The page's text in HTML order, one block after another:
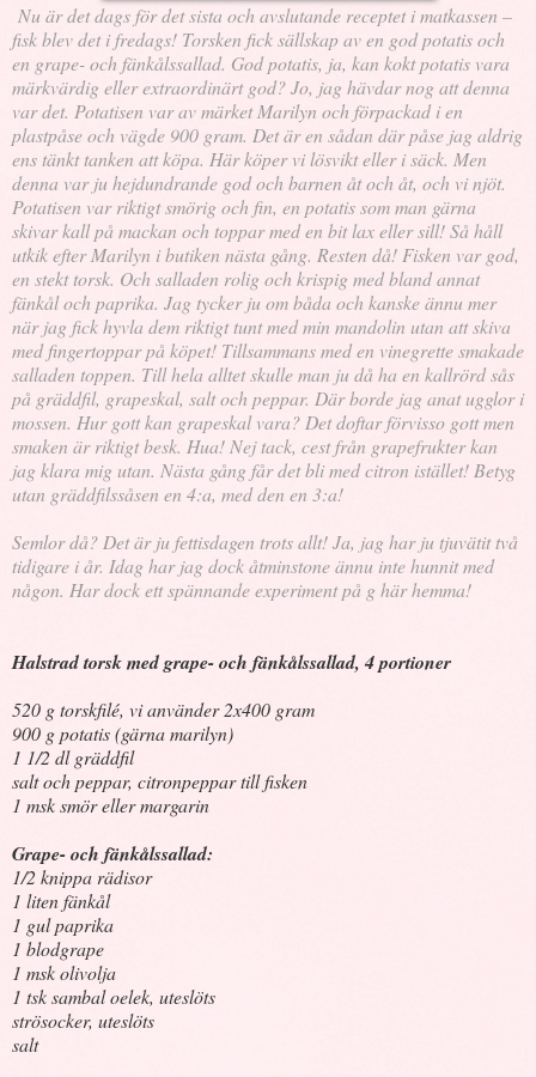
Nu är det dags för det sista och avslutande receptet i matkassen –
fisk blev det i fredags! Torsken fick sällskap av en god potatis och
en grape- och fänkålssallad. God potatis, ja, kan kokt potatis vara
märkvärdig eller extraordinärt god? Jo, jag hävdar nog att denna
var det. Potatisen var av märket Marilyn och förpackad i en
plastpåse och vägde 900 gram. Det är en sådan där påse jag aldrig
ens tänkt tanken att köpa. Här köper vi lösvikt eller i säck. Men
denna var ju hejdundrande god och barnen åt och åt, och vi njöt.
Potatisen var riktigt smörig och fin, en potatis som man gärna
skivar kall på mackan och toppar med en bit lax eller sill! Så håll
utkik efter Marilyn i butiken nästa gång. Resten då! Fisken var god,
en stekt torsk. Och salladen rolig och krispig med bland annat
fänkål och paprika. Jag tycker ju om båda och kanske ännu mer
när jag fick hyvla dem riktigt tunt med min mandolin utan att skiva
med fingertoppar på köpet! Tillsammans med en vinegrette smakade
salladen toppen. Till hela alltet skulle man ju då ha en kallrörd sås
på gräddfil, grapeskal, salt och peppar. Där borde jag anat ugglor i
mossen. Hur gott kan grapeskal vara? Det doftar förvisso gott men
smaken är riktigt besk. Hua! Nej tack, cest från grapefrukter kan
jag klara mig utan. Nästa gång får det bli med citron istället! Betyg
utan gräddfilssåsen en 4:a, med den en 3:a!
Semlor då? Det är ju fettisdagen trots allt! Ja, jag har ju tjuvätit två
tidigare i år. Idag har jag dock åtminstone ännu inte hunnit med
någon. Har dock ett spännande experiment på g här hemma!
Halstrad torsk med grape- och fänkålssallad, 4 portioner
520 g torskfilé, vi använder 2x400 gram
900 g potatis (gärna marilyn)
1 1/2 dl gräddfil
salt och peppar, citronpeppar till fisken
1 msk smör eller margarin
Grape- och fänkålssallad:
1/2 knippa rädisor
1 liten fänkål
1 gul paprika
1 blodgrape
1 msk olivolja
1 tsk sambal oelek, uteslöts
strösocker, uteslöts
salt